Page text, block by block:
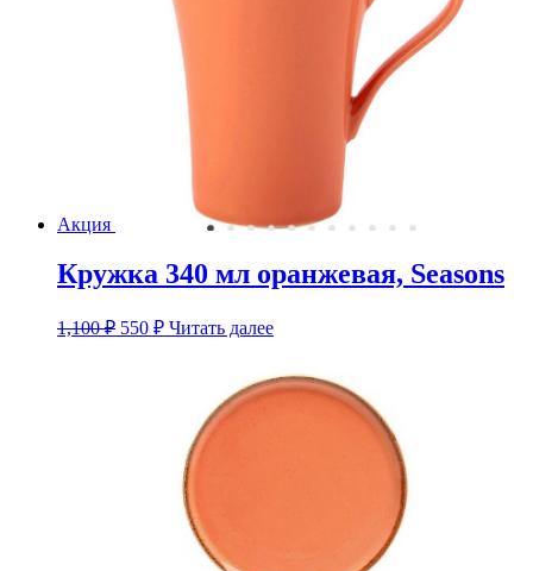
Акция
Кружка 340 мл оранжевая, Seasons
1,100₽ Первоначальная
550 ₽Текущая
Читать далее